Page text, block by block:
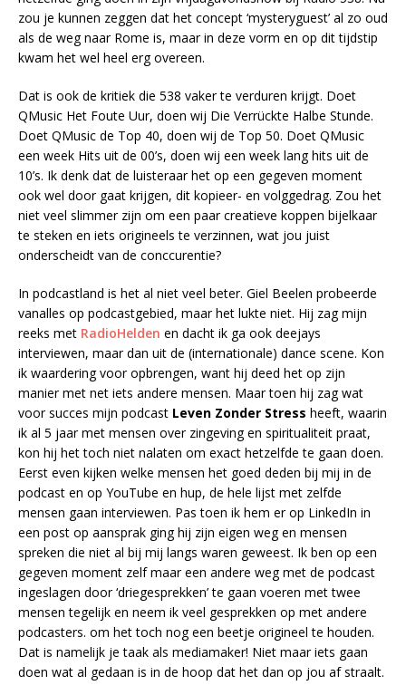
zou je kunnen zeggen dat het concept ‘mysteryguest’ al zo oud
als de weg naar Rome is, maar in deze vorm en op dit tijdstip
kwam het wel heel erg overeen.
Dat is ook de kritiek die 538 vaker te verduren krijgt. Doet
QMusic Het Foute Uur, doen wij Die Verrückte Halbe Stunde.
Doet QMusic de Top 40, doen wij de Top 50. Doet QMusic
een week Hits uit de 00’s, doen wij een week lang hits uit de
10’s. Ik denk dat de luisteraar het op een gegeven moment
ook wel door gaat krijgen, dit kopieer- en volggedrag. Zou het
niet veel slimmer zijn om een paar creatieve koppen bijelkaar
te steken en iets origineels te verzinnen, wat jou juist
onderscheidt van de conccurentie?
In podcastland is het al niet veel beter. Giel Beelen probeerde
vanalles op podcastgebied, maar het lukte niet. Hij zag mijn
reeks met RadioHelden en dacht ik ga ook deejays
interviewen, maar dan uit de (internationale) dance scene. Kon
ik waardering voor opbrengen, want hij deed het op zijn
manier met net iets andere mensen. Maar toen hij zag wat
voor succes mijn podcast Leven Zonder Stress heeft, waarin
ik al 5 jaar met mensen over zingeving en spiritualiteit praat,
kon hij het toch niet nalaten om exact hetzelfde te gaan doen.
Eerst even kijken welke mensen het goed deden bij mij in de
podcast en op YouTube en hup, de hele lijst met zelfde
mensen gaan interviewen. Pas toen ik hem er op LinkedIn in
een post op aansprak ging hij zijn eigen weg en mensen
spreken die niet al bij mij langs waren geweest. Ik ben op een
gegeven moment zelf maar een andere weg met de podcast
ingeslagen door ‘driegesprekken’ te gaan voeren met twee
mensen tegelijk en neem ik veel gesprekken op met andere
podcasters. om het toch nog een beetje origineel te houden.
Dat is namelijk je taak als mediamaker! Niet maar iets gaan
doen wat al gedaan is in de hoop dat het dan op jou af straalt.